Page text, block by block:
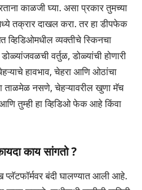
काळजी घ्या. असा प्रकार तुमच्या
तक्रार दाखल करा. तर हा डीपफेक
व्हिडिओमधील व्यक्तीचे स्किनचा
वर्तुळ, डोळ्यांची होणारी
हावभाव, चेहरा आणि ओठांचा
नसणे, चेहऱ्यावरील खुणा मॅच
आणि तुम्ही हा व्हिडिओ फेक आहे किंवा
काय सांगतो ?
प्लॅटफॉर्मवर बंदी घालण्यात आली आहे.